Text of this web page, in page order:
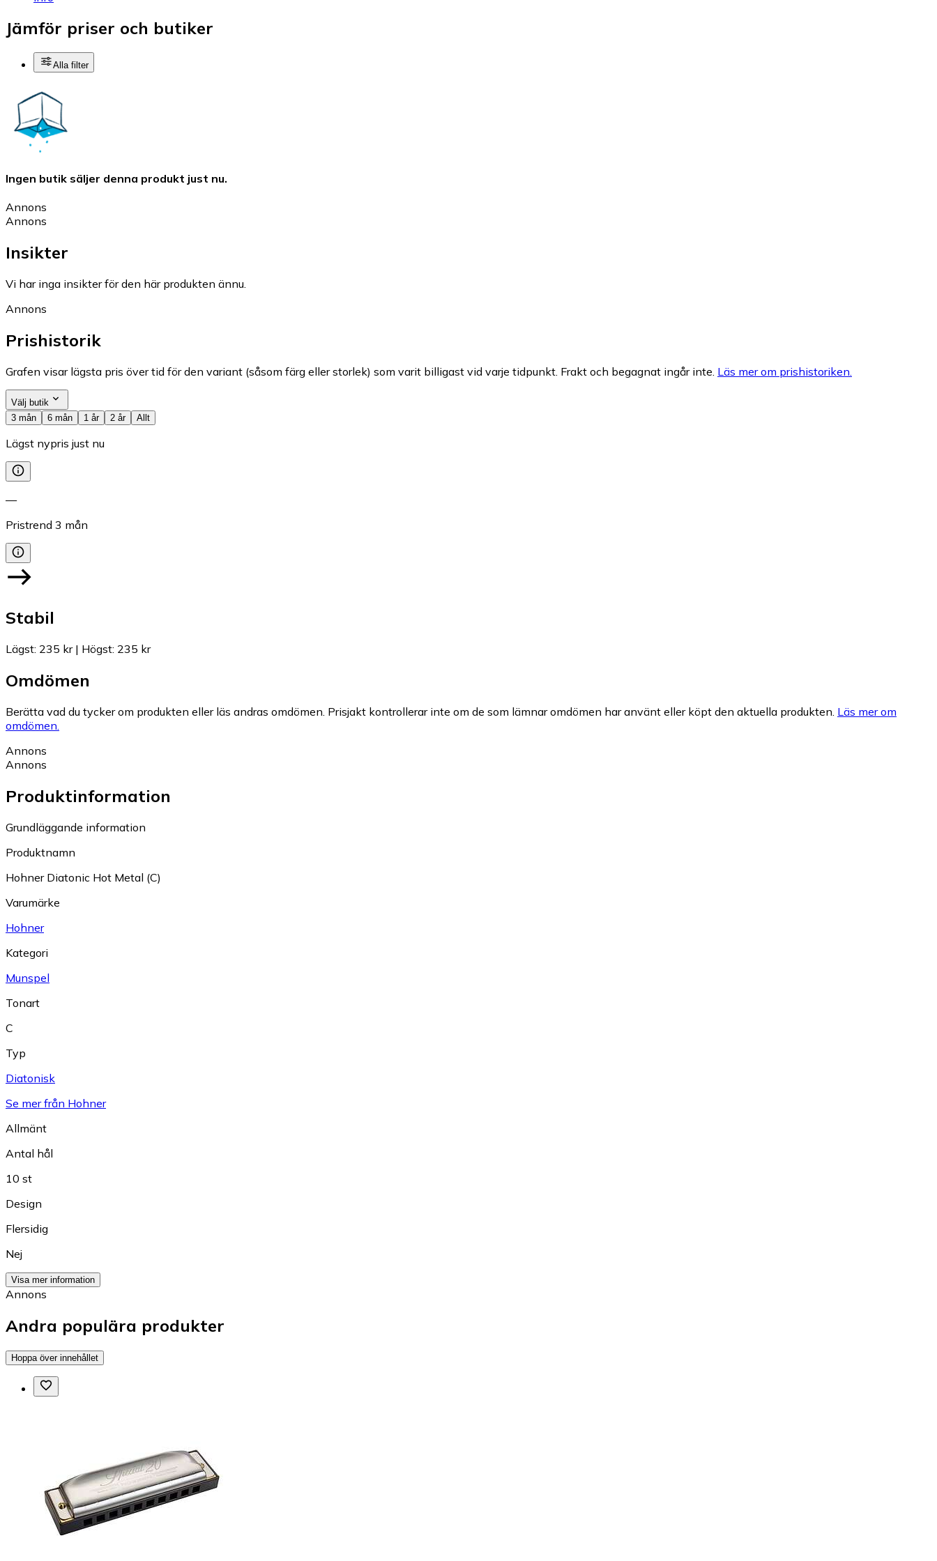
Jämför priser och butiker
Alla filter
Ingen butik säljer denna produkt just nu.
Annons
Annons
Insikter
Vi har inga insikter för den här produkten ännu.
Annons
Prishistorik
Grafen visar lägsta pris över tid för den variant (såsom färg eller storlek) som varit billigast vid varje tidpunkt. Frakt och begagnat ingår inte. Läs mer om prishistoriken.
Välj butik
3 mån
6 mån 1 år 2 år Allt
Lägst nypris just nu
—
Pristrend 3 mån
Stabil
Lägst: 235 kr| Högst: 235 kr
Omdömen
Berätta vad du tycker om produkten eller läs andras omdömen. Prisjakt kontrollerar inte om de som lämnar omdömen har använt eller köpt den aktuella produkten. Läs mer om
omdömen.
Annons
Annons
Produktinformation
Grundläggande information
Produktnamn
Hohner Diatonic Hot Metal (C)
Varumärke
Hohner
Kategori
Munspel
Tonart
C
Typ
Diatonisk
Se mer från Hohner
Allmänt
Antal hål
10 st
Design
Flersidig
Nej
Visa mer information
Annons
Andra populära produkter
Hoppa över innehållet